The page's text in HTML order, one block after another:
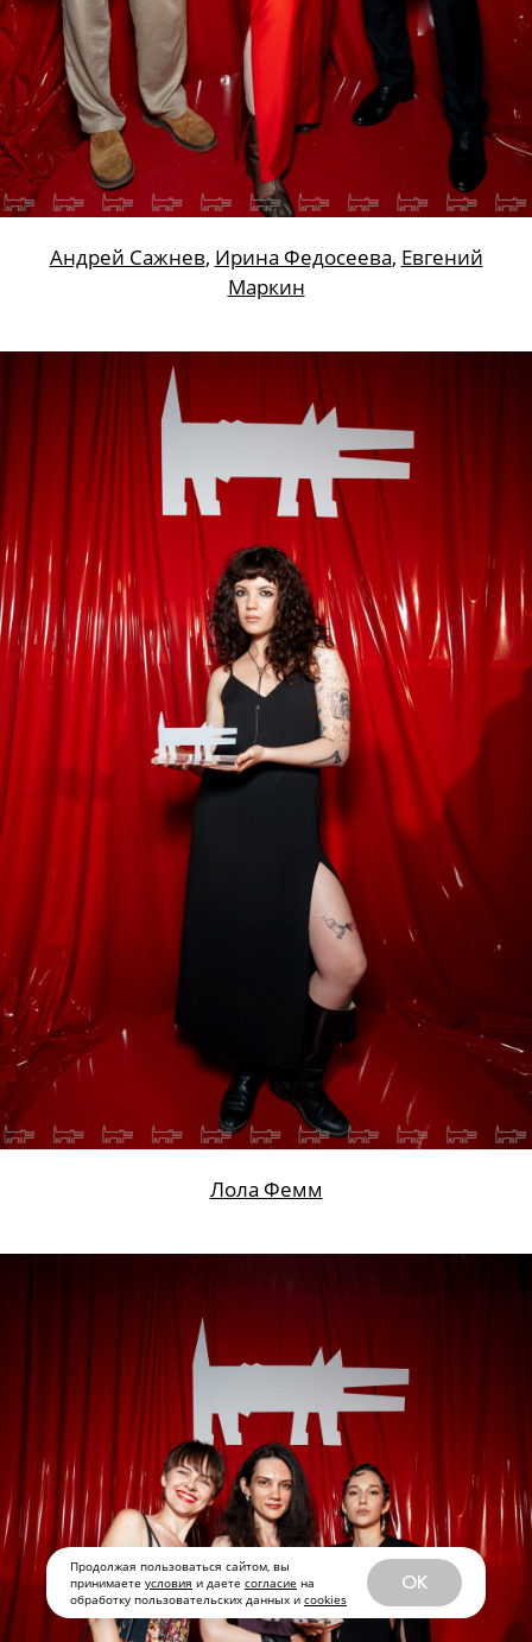
Продолжая пользоваться сайтом, вы
принимаете условия и даете согласие на
обработку пользовательских данных и cookies
OK
Анастасия Тихомирова
Андрей Сажнев Ирина Федосеева
Евгений